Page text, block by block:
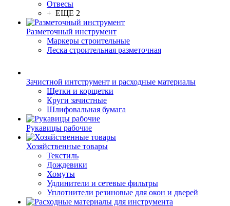
Отвесы
+ ЕЩЕ 2
Разметочный инструмент
Маркеры строительные
Леска строительная разметочная
Зачистной интструмент и расходные материалы
Щетки и корщетки
Круги зачистные
Шлифовальная бумага
Рукавицы рабочие
Хозяйственные товары
Текстиль
Дождевики
Хомуты
Удлинители и сетевые фильтры
Уплотнители резиновые для окон и дверей